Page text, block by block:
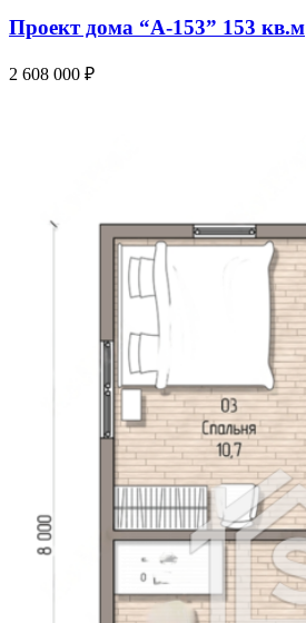
Проект дома “А-153” 153 кв.м
2 608 000 ₽